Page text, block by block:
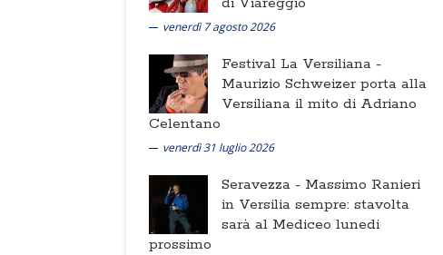
venerdì 7 agosto 2026
Festival La Versiliana -
Maurizio Schweizer porta alla
Versiliana il mito di Adriano
Celentano
venerdì 31 luglio 2026
Seravezza - Massimo Ranieri
in Versilia sempre: stavolta
sarà al Mediceo lunedi
prossimo